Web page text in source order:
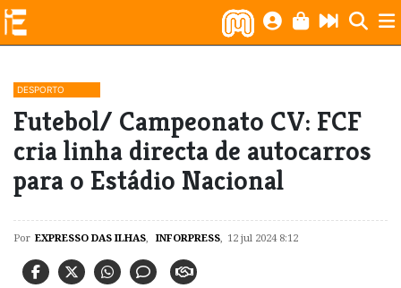
DESPORTO
Futebol/ Campeonato CV: FCF
cria linha directa de autocarros
para o Estádio Nacional
Por EXPRESSO DAS ILHAS, INFORPRESS, 12 jul 2024 8:12